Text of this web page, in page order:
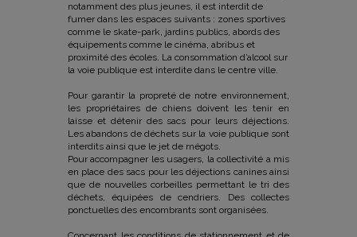
notamment des plus jeunes, il est interdit de
fumer dans les espaces suivants : zones sportives
comme le skate-park, jardins publics, abords des
équipements comme le cinéma, abribus et
proximité des écoles. La consommation d’alcool sur
la voie publique est interdite dans le centre ville.
Pour garantir la propreté de notre environnement,
les propriétaires de chiens doivent les tenir en
laisse et détenir des sacs pour leurs déjections.
Les abandons de déchets sur la voie publique sont
interdits ainsi que le jet de mégots.
Pour accompagner les usagers, la collectivité a mis
en place des sacs pour les déjections canines ainsi
que de nouvelles corbeilles permettant le tri des
déchets, équipées de cendriers. Des collectes
ponctuelles des encombrants sont organisées.